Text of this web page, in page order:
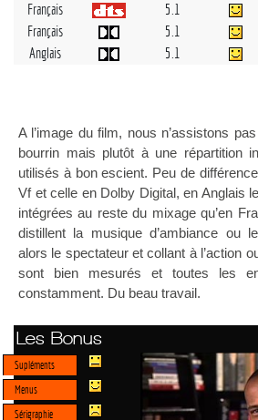
Français
5.1
Français
5.1
Anglais
5.1
A l’image du film, nous n’assistons
bourrin mais plutôt à une répartition
utilisés à bon escient. Peu de
Vf et celle en Dolby Digital, en Anglais
intégrées au reste du mixage qu’en
distillent la musique d’ambiance ou
alors le spectateur et collant à l’action
sont bien mesurés et toutes les
constamment. Du beau travail.
Les Bonus
Supléments
Menus
Sérigraphie